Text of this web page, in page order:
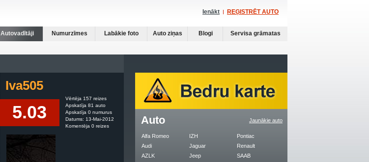
Ienākt REĢISTRĒT AUTO
Autovadītāji Numurzīmes Labākie foto Auto ziņas Blogi Servisa grāmatas
Iva505
5.03
Vērtēja 157 reizes
Apskatīja 81 auto
Apskatīja 0 numurus
Datums: 13-Mai-2012
Komentēja 0 reizes
Jaunākie auto
Auto
Alfa Romeo
Audi
AZLK
IZH
Jaguar
Jeep
Pontiac
Renault
SAAB